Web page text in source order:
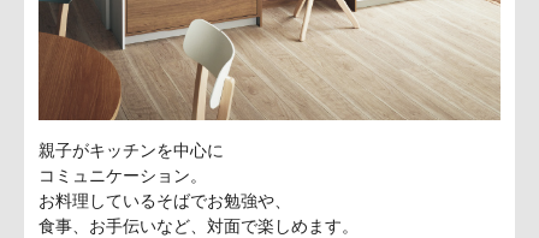
親子がキッチンを中心に
コミュニケーション。
お料理しているそばでお勉強や、
食事、お手伝いなど、対面で楽しめます。